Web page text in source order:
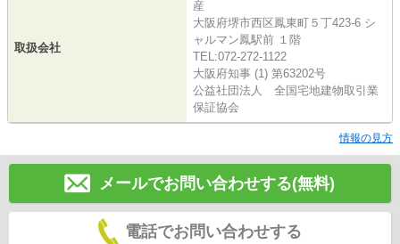
取扱会社
産
大阪府堺市西区鳳東町５丁423-6 シ
ャルマン鳳駅前 １階
TEL:072-272-1122
大阪府知事 (1) 第63202号
公益社団法人 全国宅地建物取引業
保証協会
情報の見方
メールでお問い合わせする(無料)
電話でお問い合わせする